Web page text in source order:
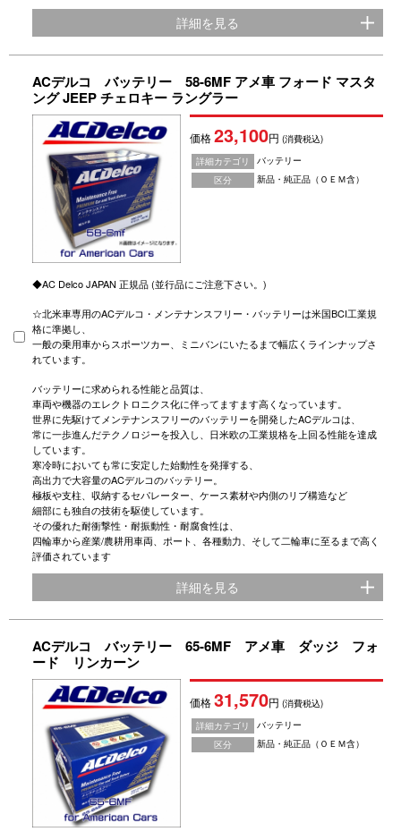
詳細を見る
ACデルコ バッテリー 58-6MF アメ車 フォード マスタ
ング JEEP チェロキー ラングラー
価格23,100円(消費税込)
詳細カテゴリ
バッテリー
区分
新品・純正品（ＯＥＭ含）
◆AC Delco JAPAN 正規品 (並行品にご注意下さい。)
☆北米車専用のACデルコ・メンテナンスフリー・バッテリーは米国BCI工業規
格に準拠し、
一般の乗用車からスポーツカー、ミニバンにいたるまで幅広くラインナップさ
れています。
バッテリーに求められる性能と品質は、
車両や機器のエレクトロニクス化に伴ってますます高くなっています。
世界に先駆けてメンテナンスフリーのバッテリーを開発したACデルコは、
常に一歩進んだテクノロジーを投入し、日米欧の工業規格を上回る性能を達成
しています。
寒冷時においても常に安定した始動性を発揮する、
高出力で大容量のACデルコのバッテリー。
極板や支柱、収納するセパレーター、ケース素材や内側のリブ構造など
細部にも独自の技術を駆使しています。
その優れた耐衝撃性・耐振動性・耐腐食性は、
四輪車から産業/農耕用車両、ポート、各種動力、そして二輪車に至るまで高く
評価されています
詳細を見る
ACデルコ バッテリー 65-6MF アメ車 ダッジ フォ
ード リンカーン
価格31,570円(消費税込)
詳細カテゴリ
バッテリー
区分
新品・純正品（ＯＥＭ含）